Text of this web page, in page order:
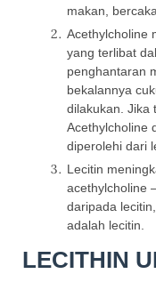
makan,
Acethylcholine
yang terlibat
penghantaran
bekalannya
dilakukan. Jika
Acethylcholine
diperolehi dari
Lecitin
acethylcholine
daripada
adalah lecitin.
LECITHIN